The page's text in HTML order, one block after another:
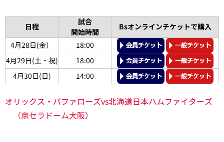
日程
試合
開始時間
Bsオンラインチケットで購入
4月28日(金）
18:00
4月29日(土・祝)
18:00
4月30日(日)
14:00
オリックス・バファローズvs北海道日本ハムファイターズ
（京セラドーム大阪）